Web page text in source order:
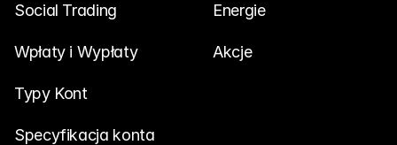
Blog
Inwestowanie 101
Kalendarz ekonomiczny
Social Trading
Wpłaty i Wypłaty
Typy Kont
Specyfikacja konta
Energie
Akcje